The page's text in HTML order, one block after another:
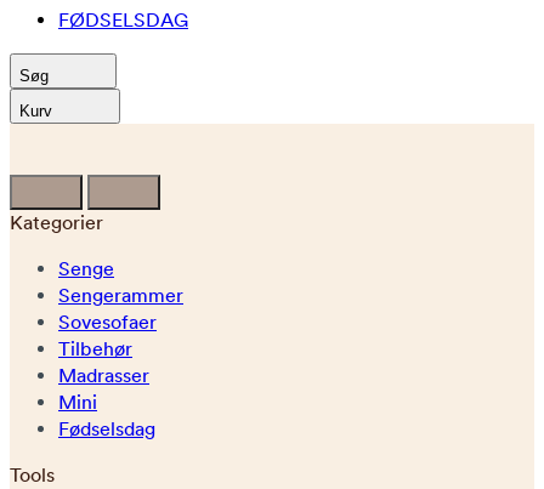
FØDSELSDAG
Søg
Kurv
Kategorier
Senge
Sengerammer
Sovesofaer
Tilbehør
Madrasser
Mini
Fødselsdag
Tools